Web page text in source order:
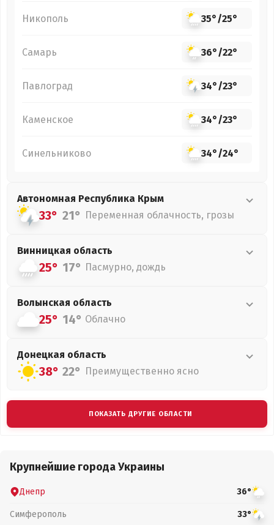
Никополь 35°/25°
Самарь 36°/22°
Павлоград 34°/23°
Каменское 34°/23°
Синельниково 34°/24°
Автономная Республика Крым
33° 21° Переменная облачность, грозы
Винницкая область
25° 17° Пасмурно, дождь
Волынская область
25° 14° Облачно
Донецкая область
38° 22° Преимущественно ясно
ПОКАЗАТЬ ДРУГИЕ ОБЛАСТИ
Крупнейшие города Украины
Днепр 36°
Симферополь 33°